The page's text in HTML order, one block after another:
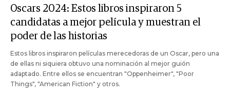
Oscars 2024: Estos libros inspiraron 5
candidatas a mejor película y muestran el
poder de las historias
Estos libros inspiraron películas merecedoras de un Oscar, pero una
de ellas ni siquiera obtuvo una nominación al mejor guión
adaptado. Entre ellos se encuentran "Oppenheimer", "Poor
Things", "American Fiction" y otros.